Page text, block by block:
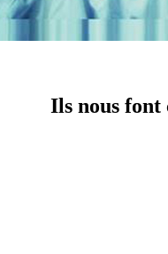
Ils nous font